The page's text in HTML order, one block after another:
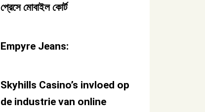
প্রেসে মোবাইল কোর্ট
Empyre Jeans:
Skyhills Casino’s invloed op
de industrie van online